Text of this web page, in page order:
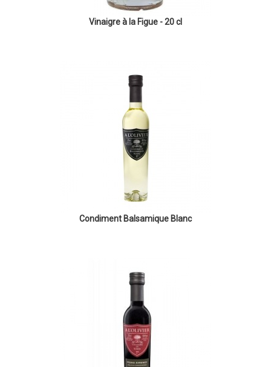
Vinaigre à la Figue - 20 cl
Condiment Balsamique Blanc